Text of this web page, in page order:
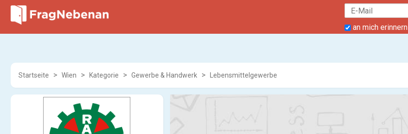
an mich erinnern
Startseite Wien Kategorie Gewerbe & Handwerk Lebensmittelgewerbe